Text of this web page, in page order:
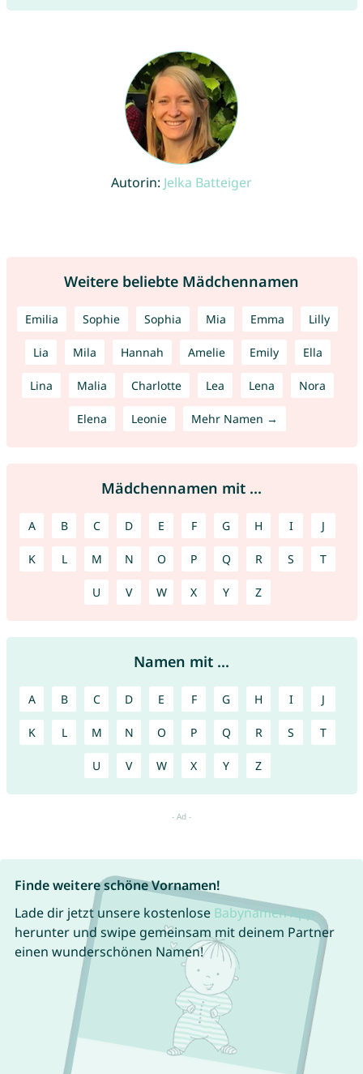
Autorin: Jelka Batteiger
Weitere beliebte Mädchennamen
Emilia Sophie Sophia Mia Emma Lilly
Lia Mila Hannah Amelie Emily Ella
Lina Malia Charlotte Lea Lena Nora
Elena Leonie Mehr Namen →
Mädchennamen mit ...
A B C D E F G H I J
K L M N O P Q R S T
U V W X Y Z
Namen mit ...
A B C D E F G H I J
K L M N O P Q R S T
U V W X Y Z
Finde weitere schöne Vornamen!
Lade dir jetzt unsere kostenlose Babynamen App
herunter und swipe gemeinsam mit deinem Partner
einen wunderschönen Namen!